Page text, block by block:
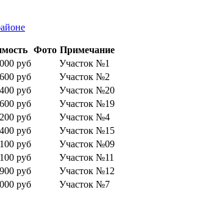
Фото Примечание
руб
Участок №1
руб
Участок №2
руб
Участок №20
руб
Участок №19
руб
Участок №4
руб
Участок №15
руб
Участок №09
руб
Участок №11
руб
Участок №12
руб Участок №7